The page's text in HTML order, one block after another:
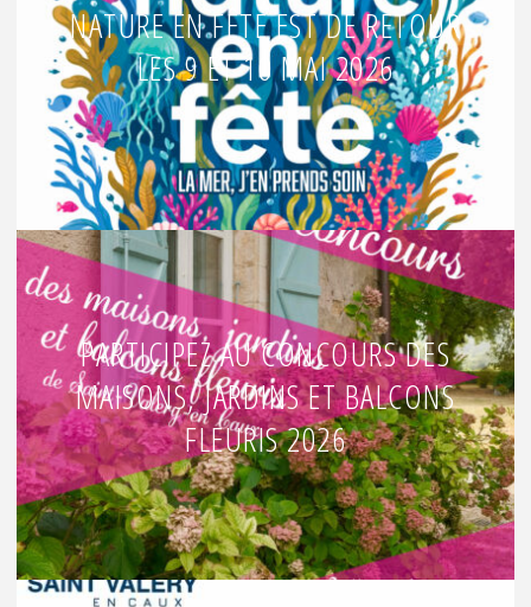
NATURE EN FÊTE EST DE RETOUR
LES 9 ET 10 MAI 2026
PARTICIPEZ AU CONCOURS DES
MAISONS, JARDINS ET BALCONS
FLEURIS 2026